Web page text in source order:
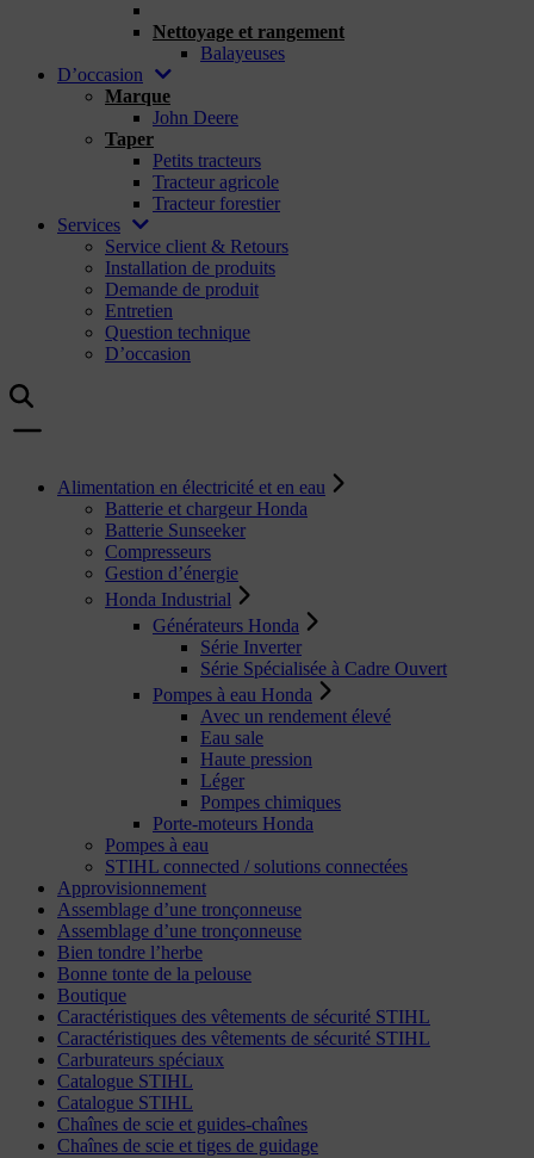
Nettoyage et rangement
Balayeuses
D’occasion
Marque
John Deere
Taper
Petits tracteurs
Tracteur agricole
Tracteur forestier
Services
Service client & Retours
Installation de produits
Demande de produit
Entretien
Question technique
D’occasion
Alimentation en électricité et en eau
Batterie et chargeur Honda
Batterie Sunseeker
Compresseurs
Gestion d’énergie
Honda Industrial
Générateurs Honda
Série Inverter
Série Spécialisée à Cadre Ouvert
Pompes à eau Honda
Avec un rendement élevé
Eau sale
Haute pression
Léger
Pompes chimiques
Porte-moteurs Honda
Pompes à eau
STIHL connected / solutions connectées
Approvisionnement
Assemblage d’une tronçonneuse
Assemblage d’une tronçonneuse
Bien tondre l’herbe
Bonne tonte de la pelouse
Boutique
Caractéristiques des vêtements de sécurité STIHL
Caractéristiques des vêtements de sécurité STIHL
Carburateurs spéciaux
Catalogue STIHL
Catalogue STIHL
Chaînes de scie et guides-chaînes
Chaînes de scie et tiges de guidage